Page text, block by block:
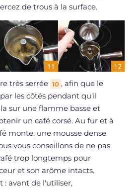
de trous à la surface.
très serrée 10 , afin que le
les côtés pendant qu'il
sur une flamme basse et
un café corsé. Au fur et à
monte, une mousse dense
vous conseillons de ne pas
trop longtemps pour
et son arôme intacts.
: avant de l'utiliser,